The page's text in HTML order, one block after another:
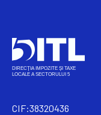
CIF:38320436